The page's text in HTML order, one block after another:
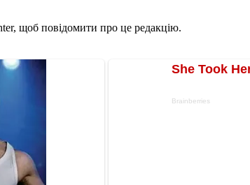
щоб повідомити про це редакцію.